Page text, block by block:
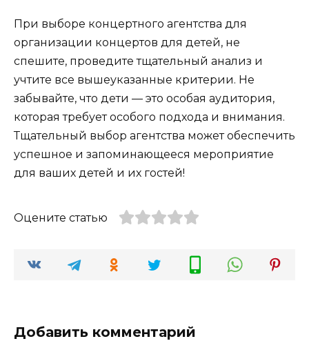
При выборе концертного агентства для
организации концертов для детей, не
спешите, проведите тщательный анализ и
учтите все вышеуказанные критерии. Не
забывайте, что дети — это особая аудитория,
которая требует особого подхода и внимания.
Тщательный выбор агентства может обеспечить
успешное и запоминающееся мероприятие
для ваших детей и их гостей!
Оцените статью
Добавить комментарий